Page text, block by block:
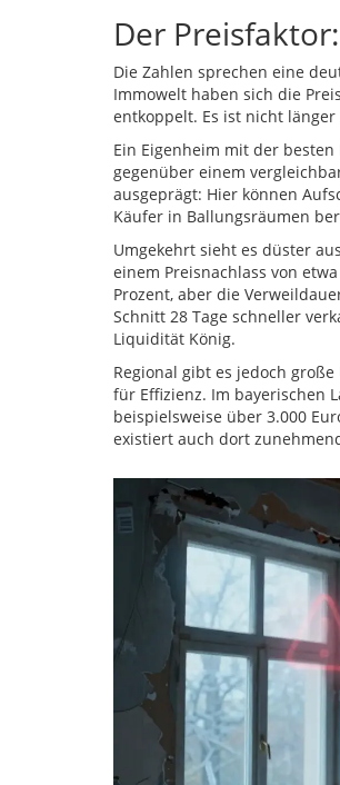
Der
Die Zahlen sprechen eine
Immowelt haben sich die
entkoppelt. Es ist nicht
Ein Eigenheim mit der besten
gegenüber einem
ausgeprägt: Hier können
Käufer in Ballungsräumen
Umgekehrt sieht es düster
einem Preisnachlass von etwa
Prozent, aber die
Schnitt 28 Tage schneller
Liquidität König.
Regional gibt es jedoch
für Effizienz. Im bayerischen
beispielsweise über 3.000
existiert auch dort